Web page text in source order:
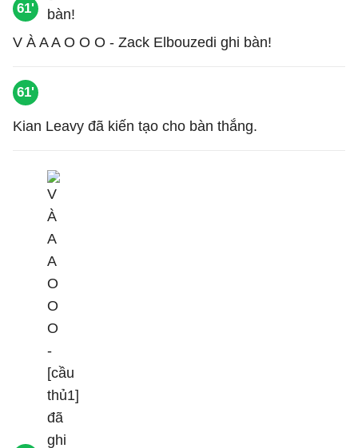
61'
V À A A O O O - Zack Elbouzedi ghi bàn!
61'
Kian Leavy đã kiến tạo cho bàn thắng.